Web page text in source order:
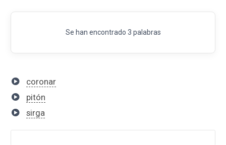
Se han encontrado 3 palabras
coronar
pitón
sirga